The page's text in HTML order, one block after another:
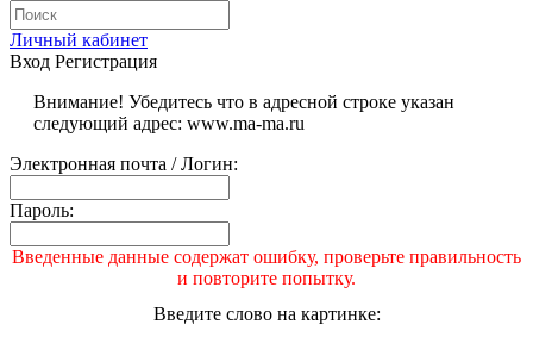
Личный кабинет
Вход Регистрация
Внимание! Убедитесь что в адресной строке указан
следующий адрес: www.ma-ma.ru
Электронная почта / Логин:
Пароль:
Введенные данные содержат ошибку, проверьте правильность
и повторите попытку.
Введите слово на картинке: